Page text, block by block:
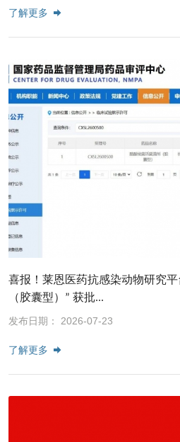
了解更多
喜报！莱恩医药抗感染动物研究
（胶囊型）” 获批...
发布日期： 2026-07-23
了解更多